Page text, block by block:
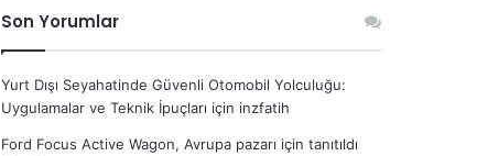
Son Yorumlar
Yurt Dışı Seyahatinde Güvenli Otomobil Yolculuğu:
Uygulamalar ve Teknik İpuçları için inzfatih
Ford Focus Active Wagon, Avrupa pazarı için tanıtıldı